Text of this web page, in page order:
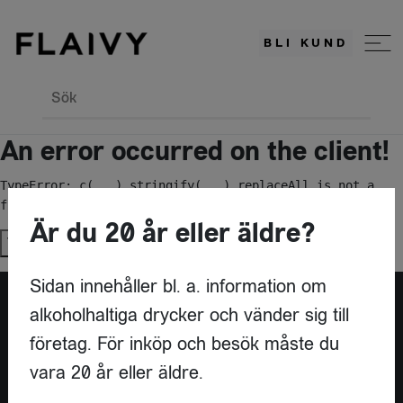
BLI KUND
Sök
An error occurred on the client!
TypeError: c(...).stringify(...).replaceAll is not a
function
Try again
Är du leverantör?
Är du 20 år eller äldre?
Sidan innehåller bl. a. information om
alkoholhaltiga drycker och vänder sig till
företag. För inköp och besök måste du
vara 20 år eller äldre.